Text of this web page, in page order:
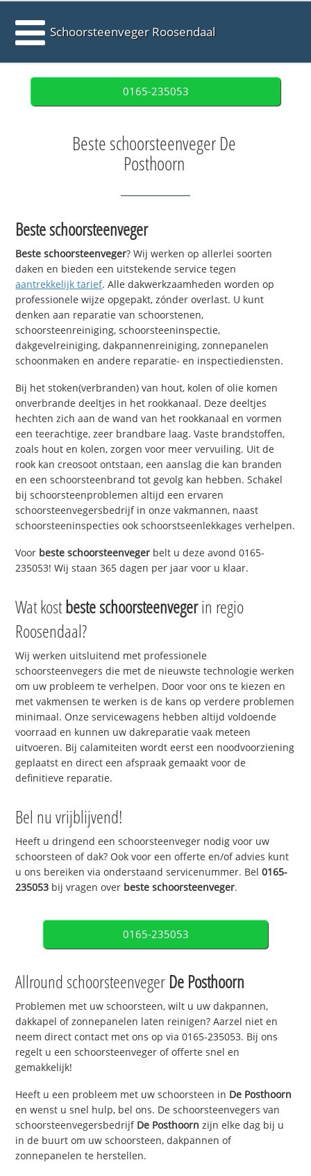
Schoorsteenveger Roosendaal
0165-235053
Beste schoorsteenveger De
Posthoorn
Beste schoorsteenveger
Beste schoorsteenveger? Wij werken op allerlei soorten
daken en bieden een uitstekende service tegen
aantrekkelijk tarief. Alle dakwerkzaamheden worden op
professionele wijze opgepakt, zónder overlast. U kunt
denken aan reparatie van schoorstenen,
schoorsteenreiniging, schoorsteeninspectie,
dakgevelreiniging, dakpannenreiniging, zonnepanelen
schoonmaken en andere reparatie- en inspectiediensten.
Bij het stoken(verbranden) van hout, kolen of olie komen
onverbrande deeltjes in het rookkanaal. Deze deeltjes
hechten zich aan de wand van het rookkanaal en vormen
een teerachtige, zeer brandbare laag. Vaste brandstoffen,
zoals hout en kolen, zorgen voor meer vervuiling. Uit de
rook kan creosoot ontstaan, een aanslag die kan branden
en een schoorsteenbrand tot gevolg kan hebben. Schakel
bij schoorsteenproblemen altijd een ervaren
schoorsteenvegersbedrijf in onze vakmannen, naast
schoorsteeninspecties ook schoorstseenlekkages verhelpen.
Voor beste schoorsteenveger belt u deze avond 0165-
235053! Wij staan 365 dagen per jaar voor u klaar.
Wat kostbeste schoorsteenvegerin regio
Roosendaal?
Wij werken uitsluitend met professionele
schoorsteenvegers die met de nieuwste technologie werken
om uw probleem te verhelpen. Door voor ons te kiezen en
met vakmensen te werken is de kans op verdere problemen
minimaal. Onze servicewagens hebben altijd voldoende
voorraad en kunnen uw dakreparatie vaak meteen
uitvoeren. Bij calamiteiten wordt eerst een noodvoorziening
geplaatst en direct een afspraak gemaakt voor de
definitieve reparatie.
Bel nu vrijblijvend!
Heeft u dringend een schoorsteenveger nodig voor uw
schoorsteen of dak? Ook voor een offerte en/of advies kunt
u ons bereiken via onderstaand servicenummer. Bel0165-
235053 bij vragen over beste schoorsteenveger.
0165-235053
Allround schoorsteenveger De Posthoorn
Problemen met uw schoorsteen, wilt u uw dakpannen,
dakkapel of zonnepanelen laten reinigen? Aarzel niet en
neem direct contact met ons op via 0165-235053. Bij ons
regelt u een schoorsteenveger of offerte snel en
gemakkelijk!
Heeft u een probleem met uw schoorsteen in De Posthoorn
en wenst u snel hulp, bel ons. De schoorsteenvegers van
schoorsteenvegersbedrijf De Posthoorn zijn elke dag bij u
in de buurt om uw schoorsteen, dakpannen of
zonnepanelen te herstellen.